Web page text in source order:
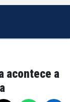
acontece a